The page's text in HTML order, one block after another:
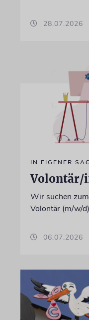
28.07.2026
IN EIGENER
Volontär/
Wir suchen
Volontär (m/w/
06.07.2026